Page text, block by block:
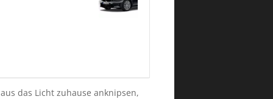
das Licht zuhause anknipsen,